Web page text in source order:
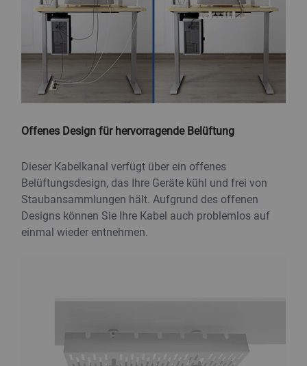
Offenes Design für hervorragende Belüftung
Dieser Kabelkanal verfügt über ein offenes
Belüftungsdesign, das Ihre Geräte kühl und frei von
Staubansammlungen hält. Aufgrund des offenen
Designs können Sie Ihre Kabel auch problemlos auf
einmal wieder entnehmen.